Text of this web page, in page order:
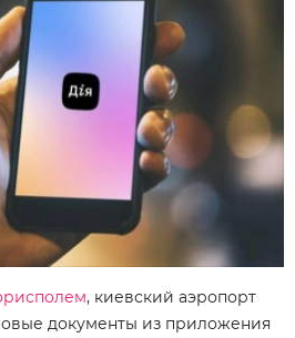
, киевский аэропорт
документы из приложения